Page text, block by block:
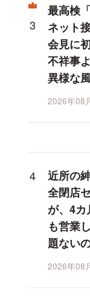
最高検
ネット
会見に
不祥事
異様な
2026年08
近所の
全閉店
が、4
も営業
題ない
2026年08